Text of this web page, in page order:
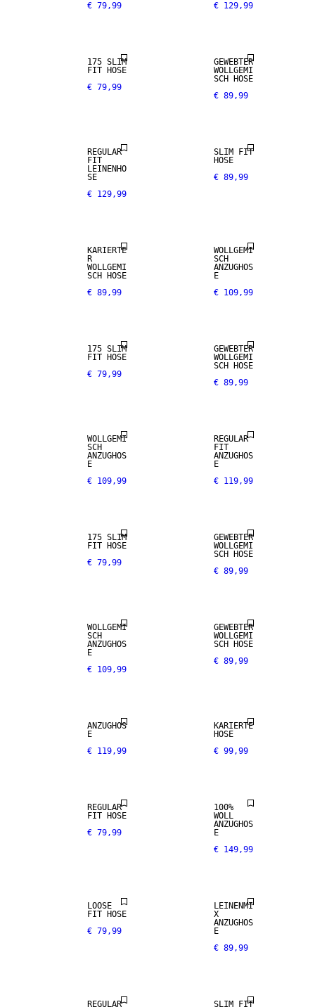
€ 79,99
€ 129,99
STRETCH-
175 SLIM
FIT HOSE
€ 79,99
GEWEBTER
WOLLGEMI
SCH HOSE
€ 89,99
100 %
LEINEN
REGULAR
FIT
LEINENHO
SE
€ 129,99
STRETCH-
SLIM FIT
HOSE
€ 89,99
KARIERTE
R
WOLLGEMI
SCH HOSE
€ 89,99
WOLLGEMI
SCH
ANZUGHOS
E
€ 109,99
STRETCH-
175 SLIM
FIT HOSE
€ 79,99
GEWEBTER
WOLLGEMI
SCH HOSE
€ 89,99
WOLL-MIX
WOLLGEMI
SCH
ANZUGHOS
E
€ 109,99
NEW
REGULAR
FIT
ANZUGHOS
E
€ 119,99
STRETCH-
175 SLIM
FIT HOSE
€ 79,99
GEWEBTER
WOLLGEMI
SCH HOSE
€ 89,99
WOLLGEMI
SCH
ANZUGHOS
E
€ 109,99
GEWEBTER
WOLLGEMI
SCH HOSE
€ 89,99
NEW
ANZUGHOS
E
€ 119,99
KARIERTE
HOSE
€ 99,99
NEW
REGULAR
FIT HOSE
€ 79,99
100% WOLL
PREMIUM
100%
WOLL
ANZUGHOS
E
€ 149,99
LOOSE
FIT HOSE
€ 79,99
LEINENMI
X
ANZUGHOS
E
€ 89,99
100 %
REGULAR SLIM FIT